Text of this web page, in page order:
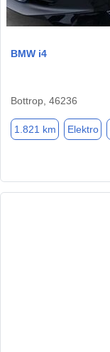
BMW i4
Bottrop, 46236
1.821 km Elektro